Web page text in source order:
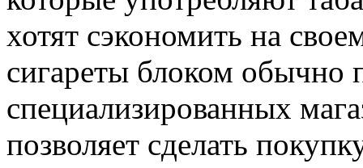
хотят сэкономить на
сигареты блоком обычно
специализированных
позволяет сделать